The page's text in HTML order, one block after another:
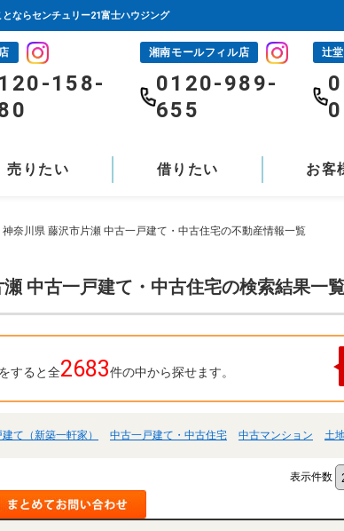
ならセンチュリー21富士ハウジング
158-
湘南モールフィル店
0120-989-
655
辻
売りたい 借りたい お客
神奈川県 藤沢市片瀬 中古一戸建て・中古住宅の不動産情報一覧
中古一戸建て・中古住宅の検索結果一
すると全2683件の中から探せます。
て（新築一軒家） 中古一戸建て・中古住宅 中古マンション 土
表示件数